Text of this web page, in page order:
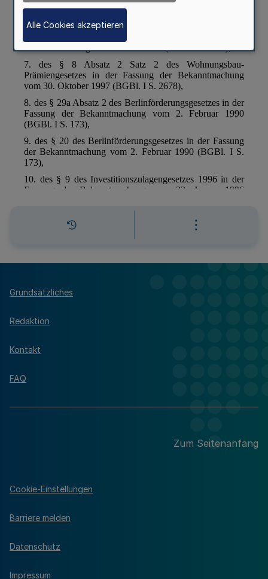
Grundsätzliches
Redaktion
Kontakt
FAQ
Zum Seitenanfang
Cookie-Einstellungen
Barriere melden
Datenschutz
Impressum
Alle Cookies akzeptieren